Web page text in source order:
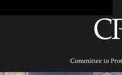
Committee
Protect
Journalists